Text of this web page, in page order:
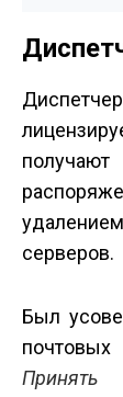
серверов.
Был
Принять